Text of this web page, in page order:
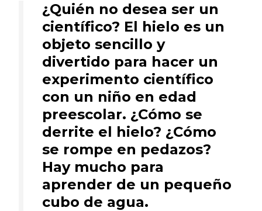
¿Quién no desea ser un
científico? El hielo es un
objeto sencillo y
divertido para hacer un
experimento científico
con un niño en edad
preescolar. ¿Cómo se
derrite el hielo? ¿Cómo
se rompe en pedazos?
Hay mucho para
aprender de un pequeño
cubo de agua.